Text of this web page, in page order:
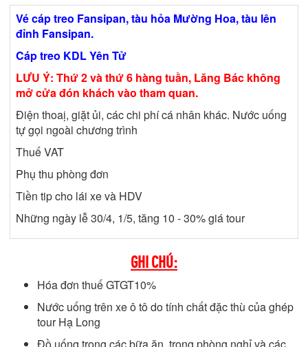
Vé cáp treo Fansipan, tàu hỏa Mường Hoa, tàu lên
đỉnh Fansipan.
Cáp treo KDL Yên Tử
LƯU Ý: Thứ 2 và thứ 6 hàng tuần, Lăng Bác không
mở cửa đón khách vào tham quan.
Điện thoaị, giặt ủi, các chi phí cá nhân khác. Nước uống
tự gọi ngoài chương trình
Thuế VAT
Phụ thu phòng đơn
Tiền tip cho lái xe và HDV
Những ngày lễ 30/4, 1/5, tăng 10 - 30% giá tour
GHI CHÚ:
Hóa đơn thuế GTGT10%
Nước uống trên xe ô tô do tính chất đặc thù của ghép
tour Hạ Long
Đồ uống trong các bữa ăn, trong phòng nghỉ và các